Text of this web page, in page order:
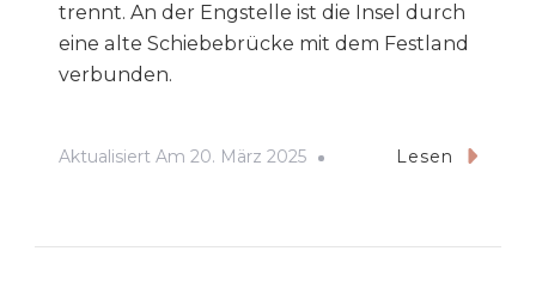
trennt. An der Engstelle ist die Insel durch
eine alte Schiebebrücke mit dem Festland
verbunden.
Aktualisiert Am 20. März 2025 Lesen